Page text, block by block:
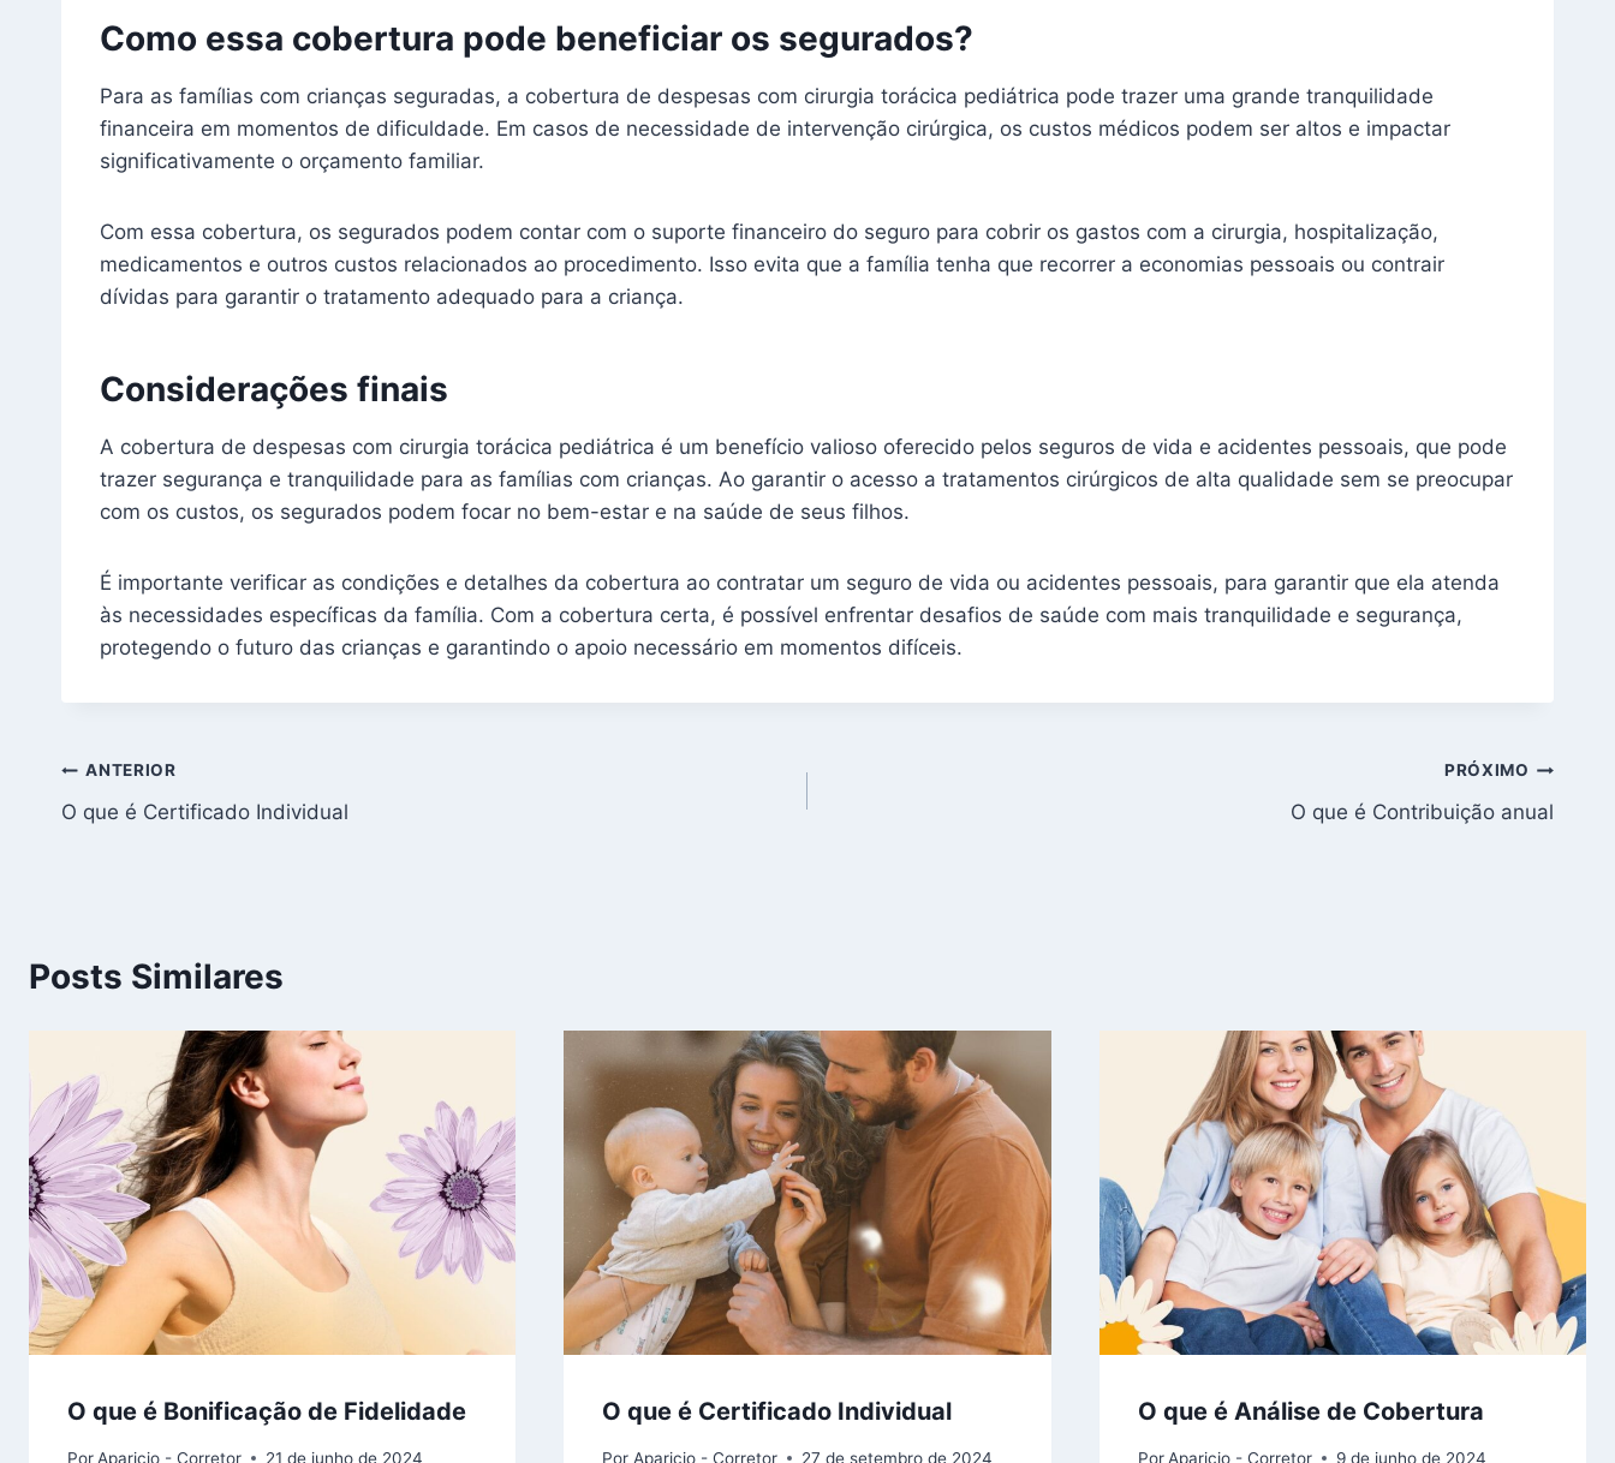
Como essa cobertura pode beneficiar os segurados?
Para as famílias com crianças seguradas, a cobertura de despesas com cirurgia torácica pediátrica pode trazer uma grande tranquilidade
financeira em momentos de dificuldade. Em casos de necessidade de intervenção cirúrgica, os custos médicos podem ser altos e impactar
significativamente o orçamento familiar.
Com essa cobertura, os segurados podem contar com o suporte financeiro do seguro para cobrir os gastos com a cirurgia, hospitalização,
medicamentos e outros custos relacionados ao procedimento. Isso evita que a família tenha que recorrer a economias pessoais ou contrair
dívidas para garantir o tratamento adequado para a criança.
Considerações finais
A cobertura de despesas com cirurgia torácica pediátrica é um benefício valioso oferecido pelos seguros de vida e acidentes pessoais, que pode
trazer segurança e tranquilidade para as famílias com crianças. Ao garantir o acesso a tratamentos cirúrgicos de alta qualidade sem se preocupar
com os custos, os segurados podem focar no bem-estar e na saúde de seus filhos.
É importante verificar as condições e detalhes da cobertura ao contratar um seguro de vida ou acidentes pessoais, para garantir que ela atenda
às necessidades específicas da família. Com a cobertura certa, é possível enfrentar desafios de saúde com mais tranquilidade e segurança,
protegendo o futuro das crianças e garantindo o apoio necessário em momentos difíceis.
Navegação
de
ANTERIOR
O que é Certificado Individual
PRÓXIMO
O que é Contribuição anual
Posts Similares
O que é Bonificação de Fidelidade
PorAparicio - Corretor 21 de junho de 2024
O que é Certificado Individual
Por Aparicio - Corretor 27 de setembro de 2024
O que é Análise de Cobertura
Por Aparicio - Corretor 9 de junho de 2024